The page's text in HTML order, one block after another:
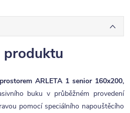
produktu
ARLETA 1 senior 160x200,
buku v průběžném provedení
pomocí speciálního napouštěcího